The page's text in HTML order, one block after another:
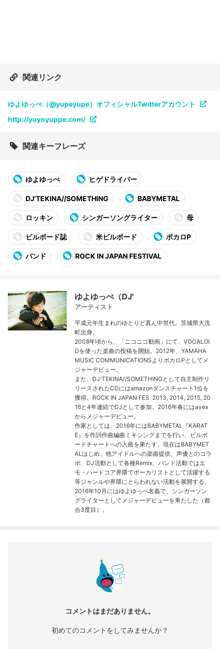
関連リンク
ゆよゆっぺ（@yupeyupe）オフィシャルTwitterアカウント
http://yuyoyuppe.com/
関連キーフレーズ
ゆよゆっぺ ヒゲドライバー
DJ'TEKINA//SOMETHING BABYMETAL
ロッキン シンガーソングライター 母
ビルボード誌 米ビルボード ボカロP
バンド ROCK IN JAPAN FESTIVAL
ゆよゆっぺ（DJ'
アーティスト
平成元年生まれのゆとりど真ん中世代。茨城県大洗
町出身。
2008年頃から、「ニコニコ動画」にて、VOCALOI
Dを使った楽曲の投稿を開始。2012年、YAMAHA
MUSIC COMMUNICATIONSよりボカロPとしてメ
ジャーデビュー。
また、DJ'TEKINA//SOMETHINGとして自主制作リ
リースされたCDにはamazonダンスチャート1位を
獲得。ROCK IN JAPAN FES. 2013, 2014, 2015, 20
16と4年連続でDJとして参加。2016年春にはavex
からメジャーデビュー。
作家としては、2016年にはBABYMETAL『KARAT
E』を作詞作曲編曲ミキシングまでを行い、ビルボ
ードチャートへの入曲を果たす。現在はBABYMET
ALはじめ、他アイドルへの楽曲提供、声優とのコラ
ボ、DJ活動として各種Remix、バンド活動ではエ
モ・ハードコア界隈でボーカリストとして活躍する
等ジャンルや界隈にとらわれない活動を展開する。
2016年10月にはゆよゆっぺ名義で、シンガーソン
グライターとしてメジャーデビューを果たした（都
合3度目）。
コメントはまだありません。
初めてのコメントをしてみませんか？